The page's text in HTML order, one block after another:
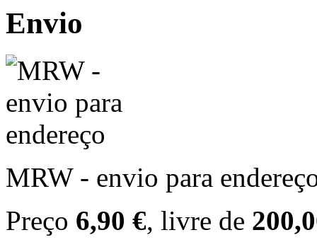
Envio
MRW - envio para
Preço 6,90 €, livre de